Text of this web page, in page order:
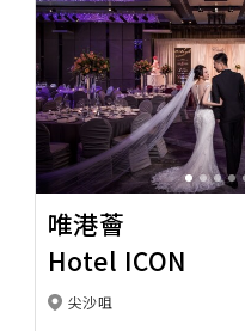
Previous
唯港薈
Hotel ICON
尖沙咀